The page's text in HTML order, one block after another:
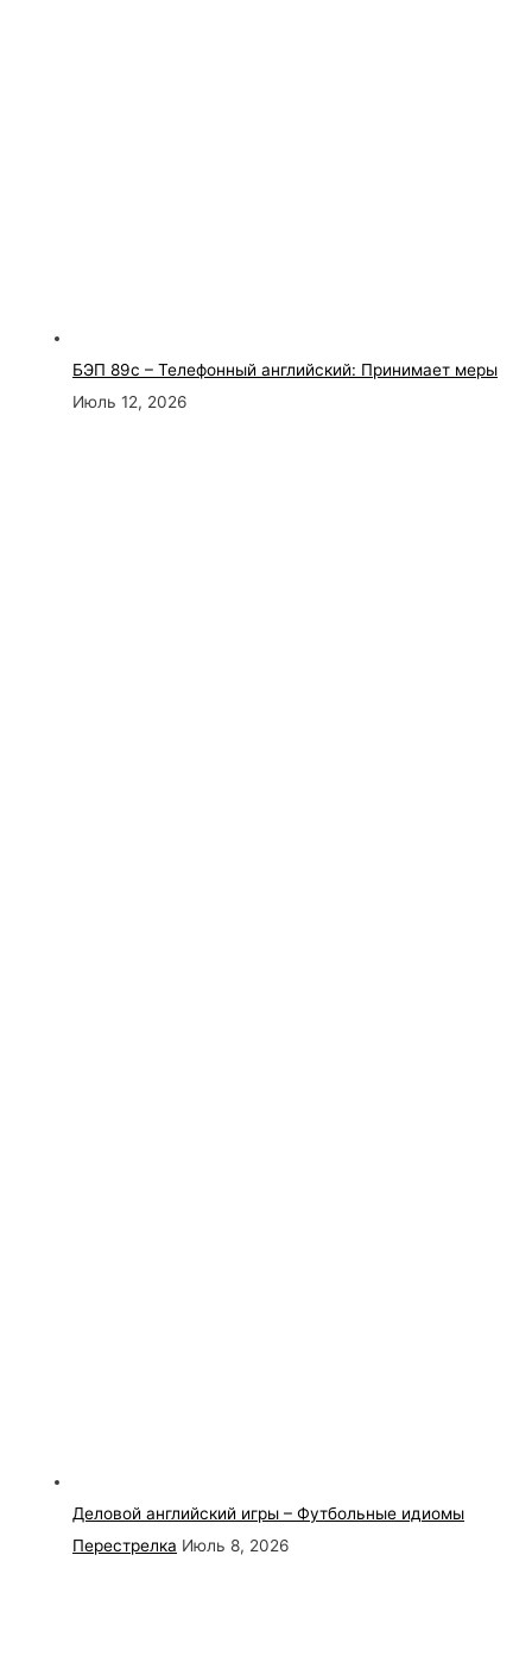
БЭП 89с – Телефонный английский: Принимает меры
Июль 12, 2026
Деловой английский игры – Футбольные идиомы
Перестрелка Июль 8, 2026